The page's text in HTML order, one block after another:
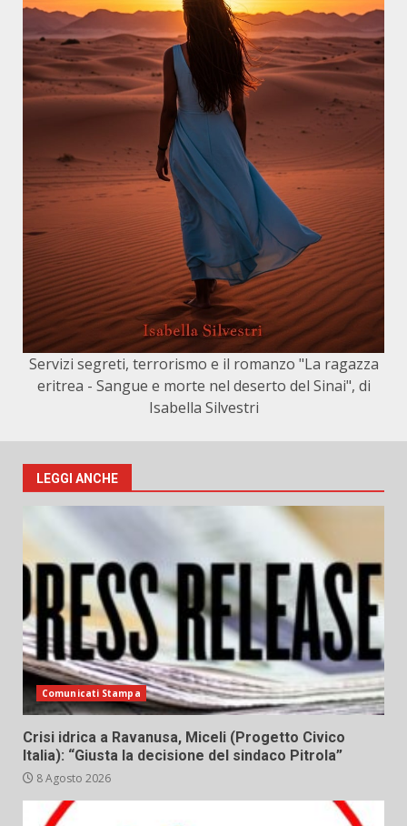
Servizi segreti, terrorismo e il romanzo "La ragazza
eritrea - Sangue e morte nel deserto del Sinai", di
Isabella Silvestri
LEGGI ANCHE
Comunicati Stampa
Crisi idrica a Ravanusa, Miceli (Progetto Civico
Italia): “Giusta la decisione del sindaco Pitrola”
8 Agosto 2026